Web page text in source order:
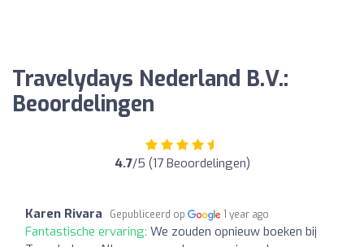
Travelydays Nederland B.V.:
Beoordelingen
4.7/5 (17 Beoordelingen)
Karen Rivara Gepubliceerd op 1 year ago
Fantastische ervaring: We zouden opnieuw boeken bij